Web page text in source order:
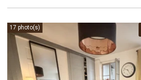
17 photo(s)